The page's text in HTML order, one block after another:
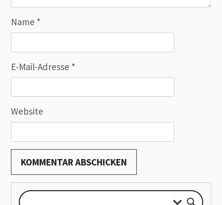
Name *
E-Mail-Adresse *
Website